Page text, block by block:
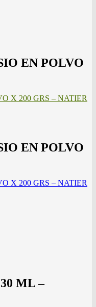
EN POLVO
X 200 GRS – NATIER
EN POLVO
X 200 GRS – NATIER
ML –